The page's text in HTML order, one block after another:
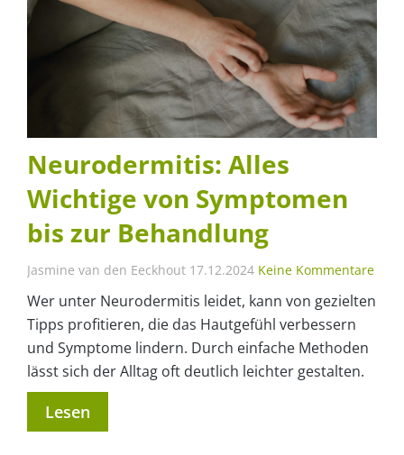
Neurodermitis: Alles
Wichtige von Symptomen
bis zur Behandlung
Jasmine van den Eeckhout 17.12.2024 Keine Kommentare
Wer unter Neurodermitis leidet, kann von gezielten
Tipps profitieren, die das Hautgefühl verbessern
und Symptome lindern. Durch einfache Methoden
lässt sich der Alltag oft deutlich leichter gestalten.
Lesen